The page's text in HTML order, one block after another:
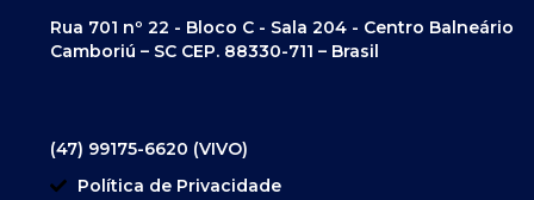
Rua 701 nº 22 - Bloco C - Sala 204 - Centro Balneário
Camboriú – SC CEP. 88330-711 – Brasil
(47) 99175-6620 (VIVO)
Política de Privacidade